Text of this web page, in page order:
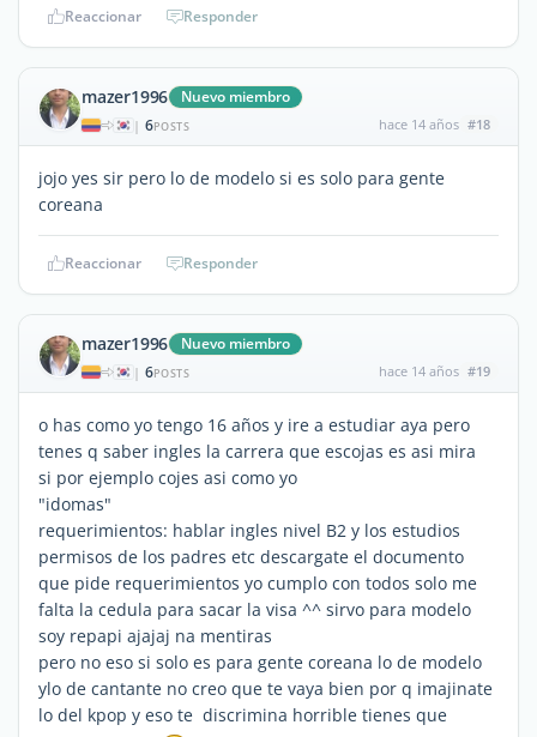
Reaccionar Responder
mazer1996 Nuevo miembro
| 6POSTS hace 14 años #18
jojo yes sir pero lo de modelo si es solo para gente
coreana
Reaccionar Responder
mazer1996 Nuevo miembro
| 6POSTS hace 14 años #19
o has como yo tengo 16 años y ire a estudiar aya pero
tenes q saber ingles la carrera que escojas es asi mira
si por ejemplo cojes asi como yo
"idomas"
requerimientos: hablar ingles nivel B2 y los estudios
permisos de los padres etc descargate el documento
que pide requerimientos yo cumplo con todos solo me
falta la cedula para sacar la visa ^^ sirvo para modelo
soy repapi ajajaj na mentiras
pero no eso si solo es para gente coreana lo de modelo
ylo de cantante no creo que te vaya bien por q imajinate
lo del kpop y eso te discrimina horrible tienes que